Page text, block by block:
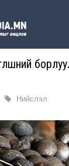
Нийслэл